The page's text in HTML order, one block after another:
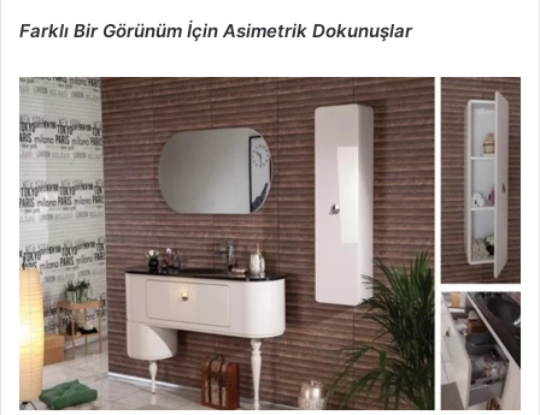
Farklı Bir Görünüm İçin Asimetrik Dokunuşlar